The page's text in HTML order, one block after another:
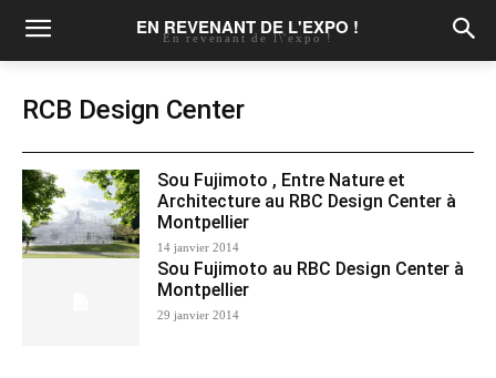
EN REVENANT DE L'EXPO !
En revenant de l\'expo !
RCB Design Center
Sou Fujimoto , Entre Nature et
Architecture au RBC Design Center à
Montpellier
14 janvier 2014
Sou Fujimoto au RBC Design Center à
Montpellier
29 janvier 2014